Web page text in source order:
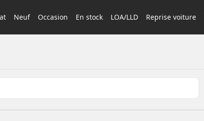
Neuf Occasion En stock LOA/LLD Reprise voiture